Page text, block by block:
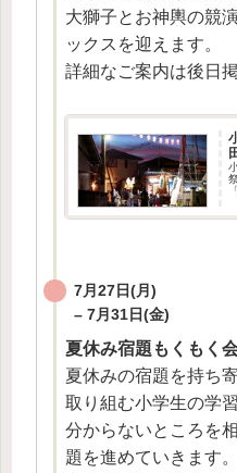
大獅子とお神輿の競
ックスを迎えます。
詳細なご案内は後日
7月27日(月)
– 7月31日(金)
夏休み宿題もくもく
夏休みの宿題を持ち
取り組む小学生の学習
分からないところを
題を進めていきます。